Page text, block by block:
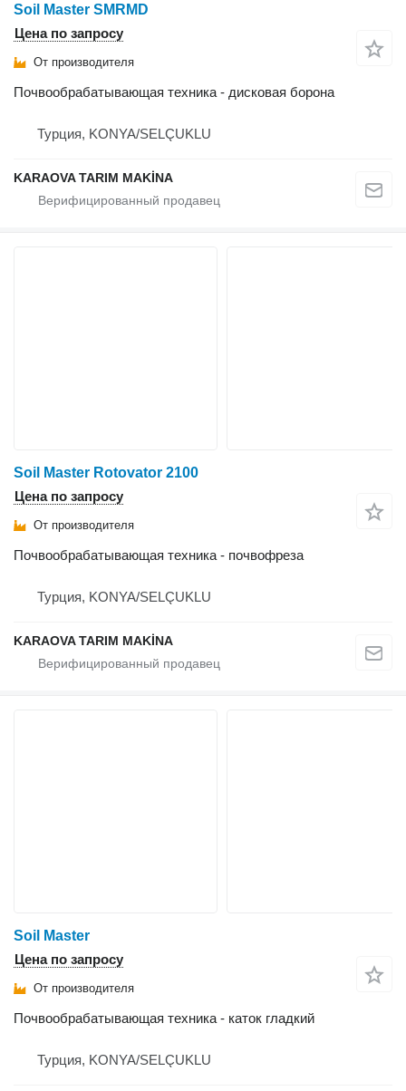
Soil Master SMRMD
Цена по запросу
От производителя
Почвообрабатывающая техника - дисковая борона
Турция, KONYA/SELÇUKLU
KARAOVA TARIM MAKİNA
Soil Master Rotovator 2100
Цена по запросу
От производителя
Почвообрабатывающая техника - почвофреза
Турция, KONYA/SELÇUKLU
KARAOVA TARIM MAKİNA
Soil Master
Цена по запросу
От производителя
Почвообрабатывающая техника - каток гладкий
Турция, KONYA/SELÇUKLU